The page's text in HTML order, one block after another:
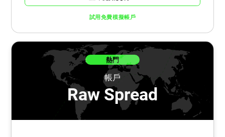
試用免費模擬帳戶
熱門
帳戶
Raw Spread